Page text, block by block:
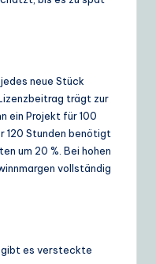
neue Stück
trägt zur
ein Projekt für 100
120 Stunden benötigt
um 20 %. Bei hohen
vollständig
es versteckte